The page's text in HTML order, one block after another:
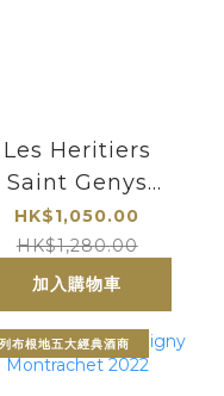
Les Heritiers
Saint Genys
Puligny
Montrachet 1er
Cru Les Referts
2021
HK$1,050.00
HK$1,280.00
加入購物車
布根地五大經典酒商